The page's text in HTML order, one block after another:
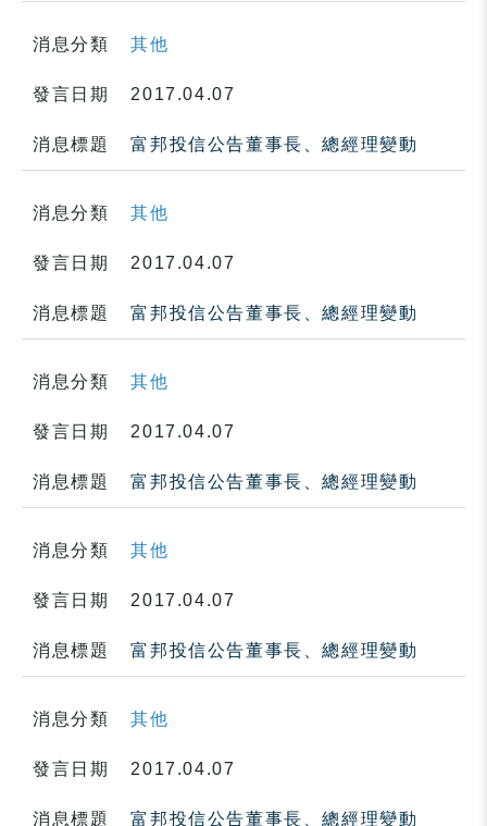
消息分類 其他
發言日期 2017.04.07
消息標題 富邦投信公告董事長、總經理變動
消息分類 其他
發言日期 2017.04.07
消息標題 富邦投信公告董事長、總經理變動
消息分類 其他
發言日期 2017.04.07
消息標題 富邦投信公告董事長、總經理變動
消息分類 其他
發言日期 2017.04.07
消息標題 富邦投信公告董事長、總經理變動
消息分類 其他
發言日期 2017.04.07
消息標題 富邦投信公告董事長、總經理變動